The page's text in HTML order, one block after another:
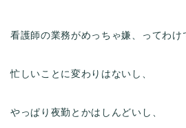
看護師の業務がめっちゃ嫌、ってわけ
忙しいことに変わりはないし、
やっぱり夜勤とかはしんどいし、